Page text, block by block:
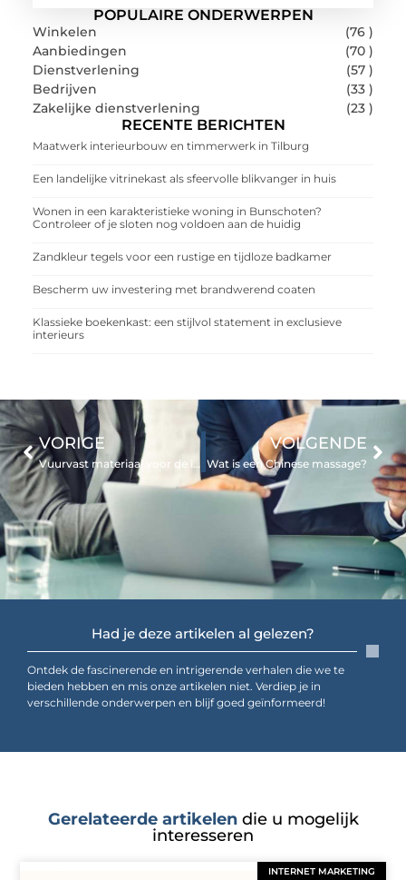
POPULAIRE ONDERWERPEN
Winkelen
(76 )
Aanbiedingen
(70 )
Dienstverlening
(57 )
Bedrijven
(33 )
Zakelijke dienstverlening
(23 )
RECENTE BERICHTEN
Maatwerk interieurbouw en timmerwerk in Tilburg
Een landelijke vitrinekast als sfeervolle blikvanger in huis
Wonen in een karakteristieke woning in Bunschoten?
Controleer of je sloten nog voldoen aan de huidig
Zandkleur tegels voor een rustige en tijdloze badkamer
Bescherm uw investering met brandwerend coaten
Klassieke boekenkast: een stijlvol statement in exclusieve
interieurs
Had je deze artikelen al gelezen?
Ontdek de fascinerende en intrigerende verhalen die we te
bieden hebben en mis onze artikelen niet. Verdiep je in
verschillende onderwerpen en blijf goed geïnformeerd!
VORIGE
Vuurvast materiaal voor de isolatie van jouw installatie ontvang je van deze specialist
VOLGENDE
Wat is een Chinese massage?
Gerelateerde artikelendie u mogelijk
interesseren
INTERNET MARKETING